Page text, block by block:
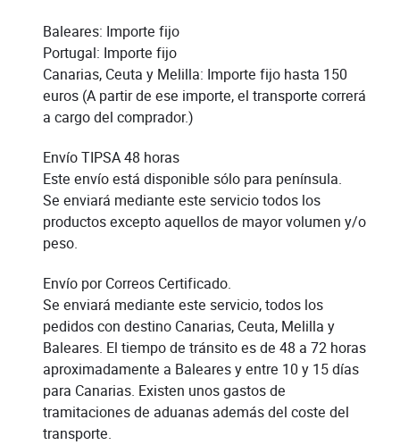
Baleares: Importe fijo
Portugal: Importe fijo
Canarias, Ceuta y Melilla: Importe fijo hasta 150
euros (A partir de ese importe, el transporte correrá
a cargo del comprador.)
Envío TIPSA 48 horas
Este envío está disponible sólo para península.
Se enviará mediante este servicio todos los
productos excepto aquellos de mayor volumen y/o
peso.
Envío por Correos Certificado.
Se enviará mediante este servicio, todos los
pedidos con destino Canarias, Ceuta, Melilla y
Baleares. El tiempo de tránsito es de 48 a 72 horas
aproximadamente a Baleares y entre 10 y 15 días
para Canarias. Existen unos gastos de
tramitaciones de aduanas además del coste del
transporte.